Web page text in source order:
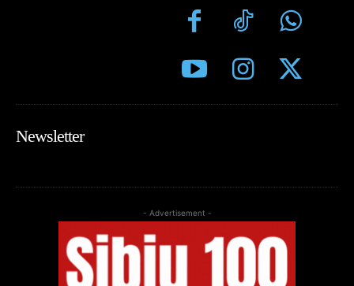
Newsletter
- Advertisement -